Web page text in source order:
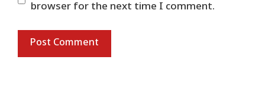
browser for the next time I comment.